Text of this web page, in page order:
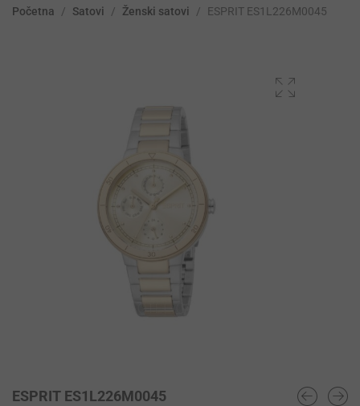
Početna / Satovi / Ženski satovi / ESPRIT ES1L226M0045
ESPRIT ES1L226M0045